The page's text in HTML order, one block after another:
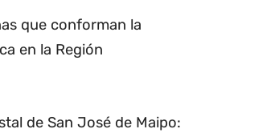
que conforman la
en la Región
de San José de Maipo: